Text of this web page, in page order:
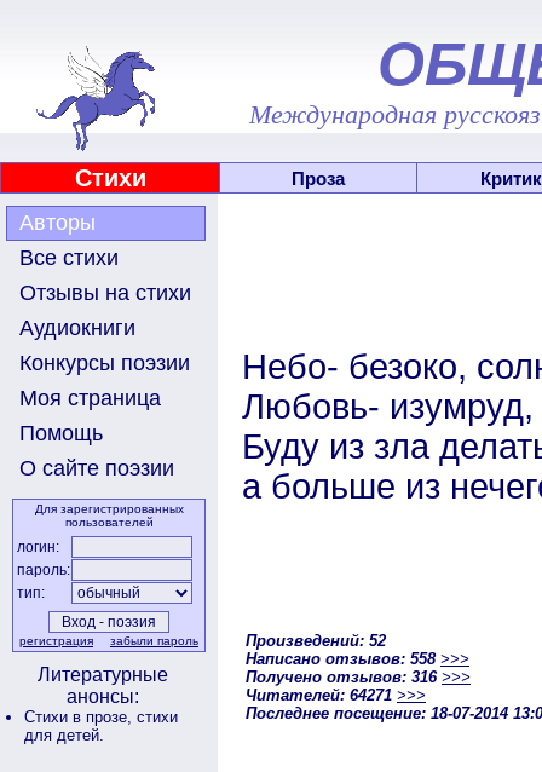
Международная
Стихи Проза
Авторы
Все стихи
Отзывы на стихи
Аудиокниги
Конкурсы поэзии
Моя страница
Помощь
О сайте поэзии
Для зарегистрированных
пользователей
логин:
пароль:
тип:
регистрация забыли пароль
Литературные
анонсы:
Стихи в прозе, стихи
для детей.
Небо- безоко,
Любовь- изумруд,
Буду из зла
а больше из
Произведений: 52
Написано отзывов: 558 >>>
Получено отзывов: 316 >>>
Читателей: 64271 >>>
Последнее посещение: 18-07-2014